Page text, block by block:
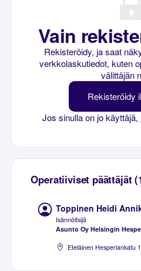
Vain
Rekisteröidy, ja saat
verkkolaskutiedot, kuten
välittäjän
Rekisteröidy
Jos sinulla on jo käyttäjä,
Operatiiviset päättäjät
Toppinen Heidi
Isännöitsijä
Asunto Oy Helsingin
Eteläinen Hesperiankatu